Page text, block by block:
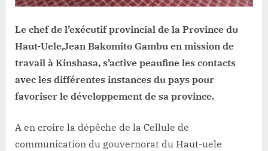
Le chef de l’exécutif provincial de la Province du
Haut-Uele,Jean Bakomito Gambu en mission de
travail à Kinshasa, s’active peaufine les contacts
avec les différentes instances du pays pour
favoriser le développement de sa province.
A en croire la dépêche de la Cellule de
communication du gouvernorat du Haut-uele